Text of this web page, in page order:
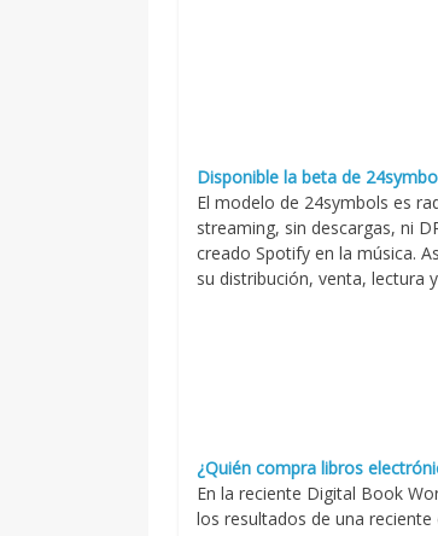
Disponible la beta de
El modelo de 24symbols es
streaming, sin descargas, ni
creado Spotify en la música.
su distribución, venta, lectura
¿Quién compra libros
En la reciente Digital Book
los resultados de una